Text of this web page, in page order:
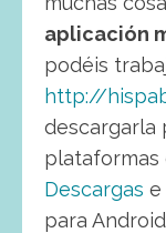
aplicación
podéis
http://
descargarla
plataformas
Descargas e
para